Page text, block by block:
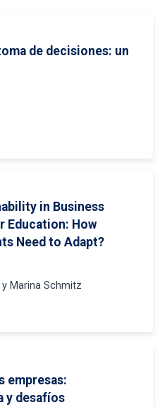
de decisiones: un
in Business
Education: How
Need to Adapt?
Marina Schmitz
empresas:
y desafíos